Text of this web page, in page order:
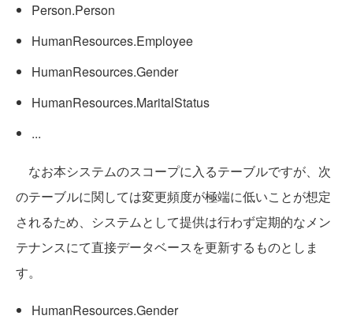
Person.Person
HumanResources.Employee
HumanResources.Gender
HumanResources.MaritalStatus
...
なお本システムのスコープに入るテーブルですが、次
のテーブルに関しては変更頻度が極端に低いことが想定
されるため、システムとして提供は行わず定期的なメン
テナンスにて直接データベースを更新するものとしま
す。
HumanResources.Gender